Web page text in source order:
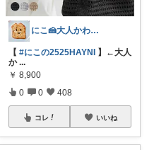
にこ🍰大人かわいいコレクション
【 #にこの2525HAYNI
】←大人
か ...
￥ 8,900
0 0 408
コレ いいね